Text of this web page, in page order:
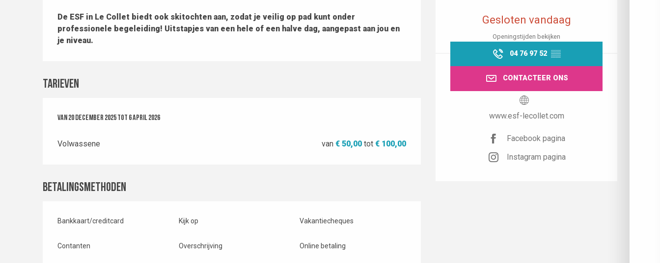
Openingstijden en
Gesloten vandaag
Openingstijden bekijken
04 76 97 52 ▒▒
CONTACTEER ONS
www.esf-lecollet.com
Facebook pagina
Instagram pagina
Beschrijving
De ESF in Le Collet biedt ook skitochten aan, zodat je veilig op pad kunt onder
professionele begeleiding! Uitstapjes van een hele of een halve dag, aangepast aan jou en
je niveau.
Tarieven
Van20 december 2025tot 6 april 2026
Van20 december 2025tot 6 april 2026
Volwassene van€ 50,00 tot€ 100,00
Betalingsmethoden
Bankkaart/creditcard Kijk op Vakantiecheques
Contanten Overschrijving Online betaling